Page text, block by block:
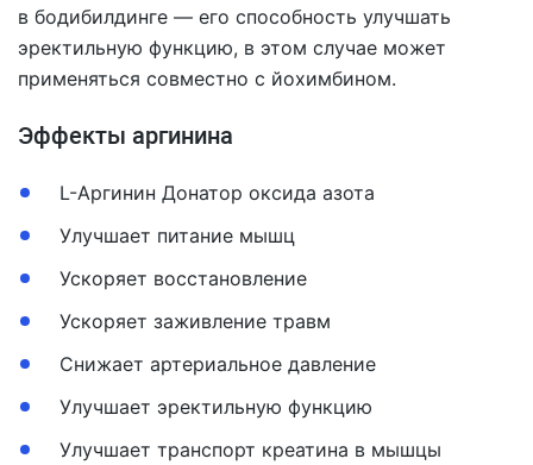
в бодибилдинге — его способность улучшать
эректильную функцию, в этом случае может
применяться совместно с йохимбином.
Эффекты аргинина
L-Аргинин Донатор оксида азота
Улучшает питание мышц
Ускоряет восстановление
Ускоряет заживление травм
Снижает артериальное давление
Улучшает эректильную функцию
Улучшает транспорт креатина в мышцы